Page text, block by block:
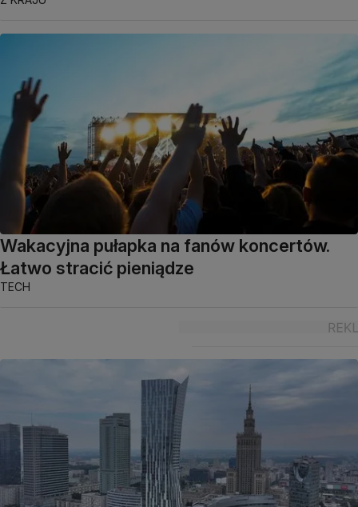
Wakacyjna pułapka na fanów koncertów.
Łatwo stracić pieniądze
TECH